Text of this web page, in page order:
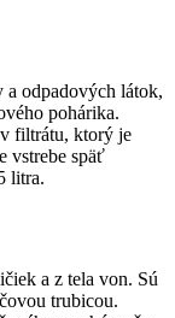
a odpadových látok,
pohárika.
filtrátu, ktorý je
vstrebe späť
litra.
a z tela von. Sú
trubicou.